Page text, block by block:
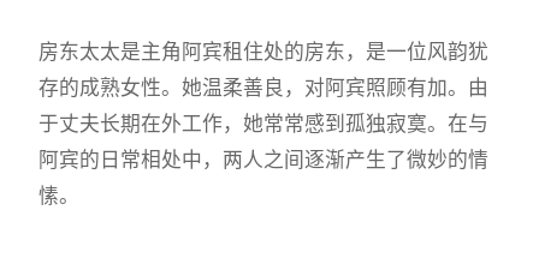
房东太太是主角阿宾租住处的房东，是一位风韵犹
存的成熟女性。她温柔善良，对阿宾照顾有加。由
于丈夫长期在外工作，她常常感到孤独寂寞。在与
阿宾的日常相处中，两人之间逐渐产生了微妙的情
愫。